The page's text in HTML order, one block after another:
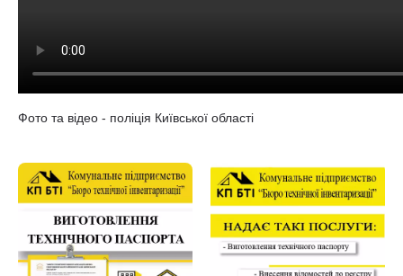
Фото та відео - поліція Київської області